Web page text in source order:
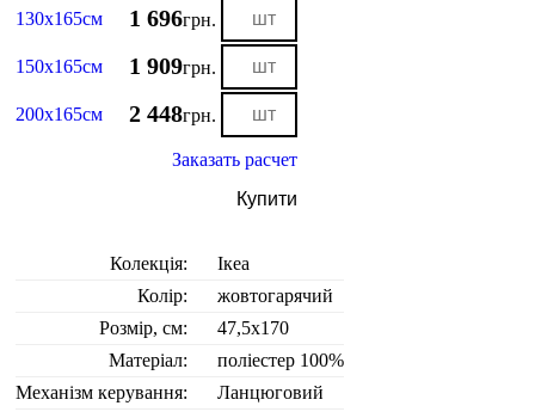
130х165см 1 696грн.
150х165см 1 909грн.
200х165см 2 448грн.
Заказать расчет
Купити
Колекція:
Ікеа
Колір:
жовтогарячий
Розмір, см:
47,5х170
Матеріал:
поліестер 100%
Механізм керування:
Ланцюговий